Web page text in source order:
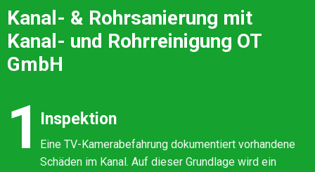
Kanal- & Rohrsanierung mit
Kanal- und Rohrreinigung OT
GmbH
1 Inspektion
Eine TV-Kamerabefahrung dokumentiert vorhandene
Schäden im Kanal. Auf dieser Grundlage wird ein